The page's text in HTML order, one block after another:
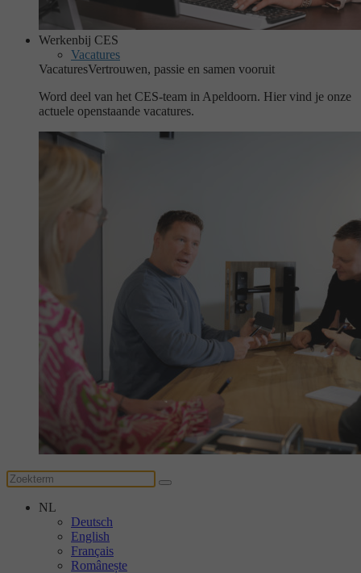
Werkenbij CES
Vacatures
VacaturesVertrouwen, passie en samen vooruit
Word deel van het CES-team in Apeldoorn. Hier vind je onze
actuele openstaande vacatures.
NL
Deutsch
English
Français
Românește